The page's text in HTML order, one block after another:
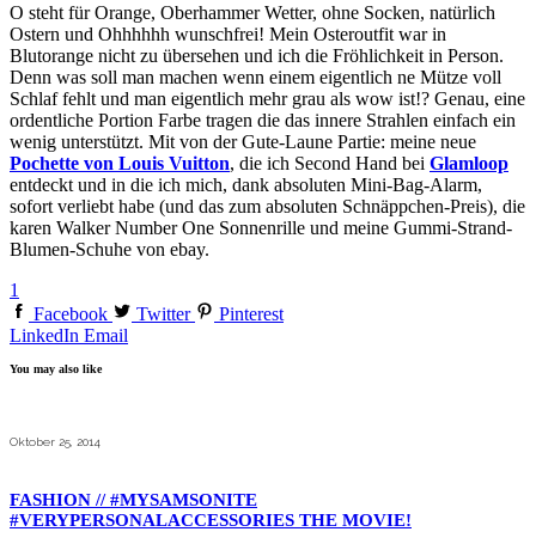
O steht für Orange, Oberhammer Wetter, ohne Socken, natürlich
Ostern und Ohhhhhh wunschfrei! Mein Osteroutfit war in
Blutorange nicht zu übersehen und ich die Fröhlichkeit in Person.
Denn was soll man machen wenn einem eigentlich ne Mütze voll
Schlaf fehlt und man eigentlich mehr grau als wow ist!? Genau, eine
ordentliche Portion Farbe tragen die das innere Strahlen einfach ein
wenig unterstützt. Mit von der Gute-Laune Partie: meine neue
Pochette von Louis Vuitton, die ich Second Hand bei Glamloop
entdeckt und in die ich mich, dank absoluten Mini-Bag-Alarm,
sofort verliebt habe (und das zum absoluten Schnäppchen-Preis), die
karen Walker Number One Sonnenrille und meine Gummi-Strand-
Blumen-Schuhe von ebay.
1
Facebook
Twitter
Pinterest
LinkedIn Email
You may also like
Oktober 25, 2014
FASHION // #MYSAMSONITE
#VERYPERSONALACCESSORIES THE MOVIE!